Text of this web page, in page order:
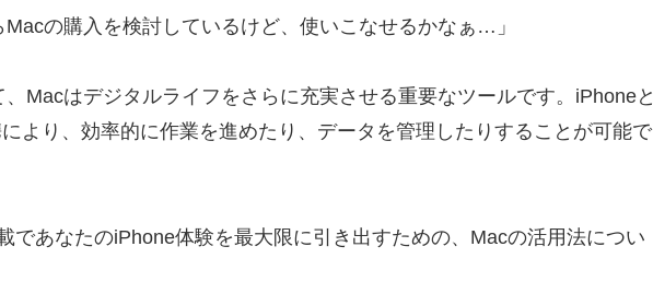
Macの購入を検討しているけど、使いこなせるかなぁ…」
Macはデジタルライフをさらに充実させる重要なツールです。iPhoneと
より、効率的に作業を進めたり、データを管理したりすることが可能で
であなたのiPhone体験を最大限に引き出すための、Macの活用法につい